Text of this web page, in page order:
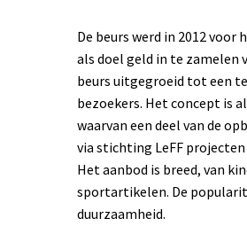
De beurs werd in 2012
als doel geld in te zamelen
beurs uitgegroeid tot een
bezoekers. Het concept is
waarvan een deel van de
via stichting LeFF
Het aanbod is breed, van
sportartikelen. De
duurzaamheid.